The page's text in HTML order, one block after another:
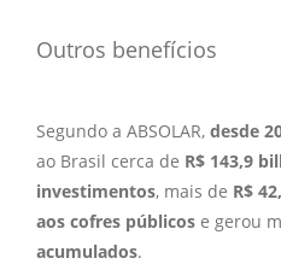
Outros benefícios
Segundo a ABSOLAR, desde
ao Brasil cerca de R$ 143,9
investimentos, mais de R$
aos cofres públicos e gerou
acumulados.